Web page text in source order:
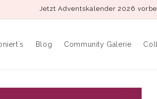
Jetzt Adventskalender 2026
Blog Community Galerie